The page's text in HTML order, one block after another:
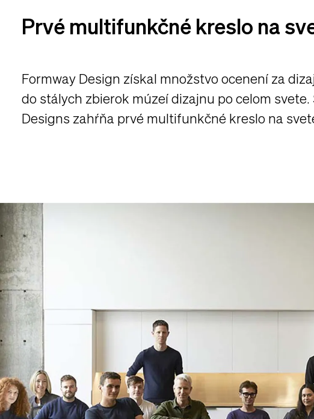
Prvé multifunkčné kreslo na
Formway Design získal množstvo ocenení za
do stálych zbierok múzeí dizajnu po celom
Designs zahŕňa prvé multifunkčné kreslo na